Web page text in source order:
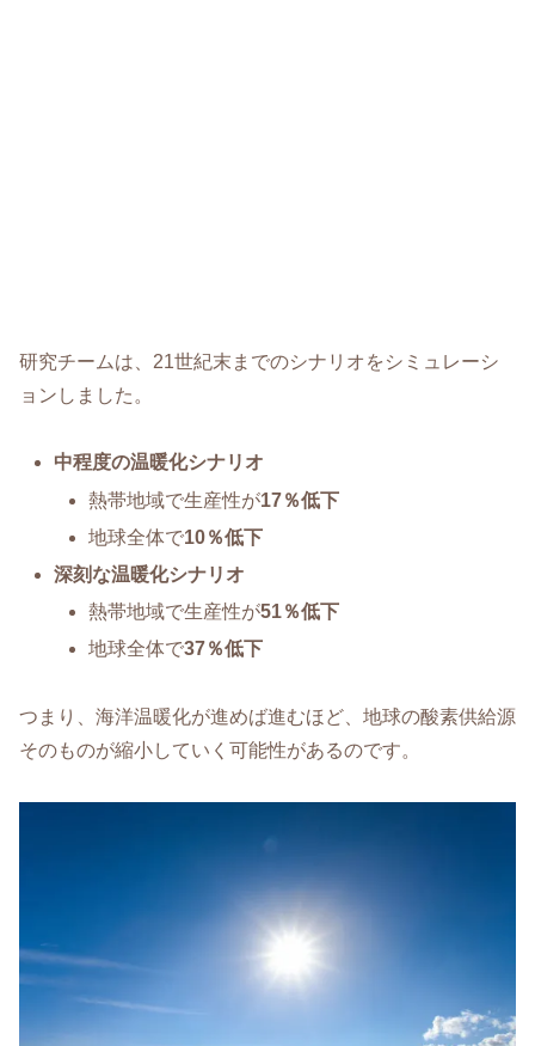
研究チームは、21世紀末までのシナリオをシミュレーシ
ョンしました。
中程度の温暖化シナリオ
熱帯地域で生産性が17％低下
地球全体で10％低下
深刻な温暖化シナリオ
熱帯地域で生産性が51％低下
地球全体で37％低下
つまり、海洋温暖化が進めば進むほど、地球の酸素供給源
そのものが縮小していく可能性があるのです。